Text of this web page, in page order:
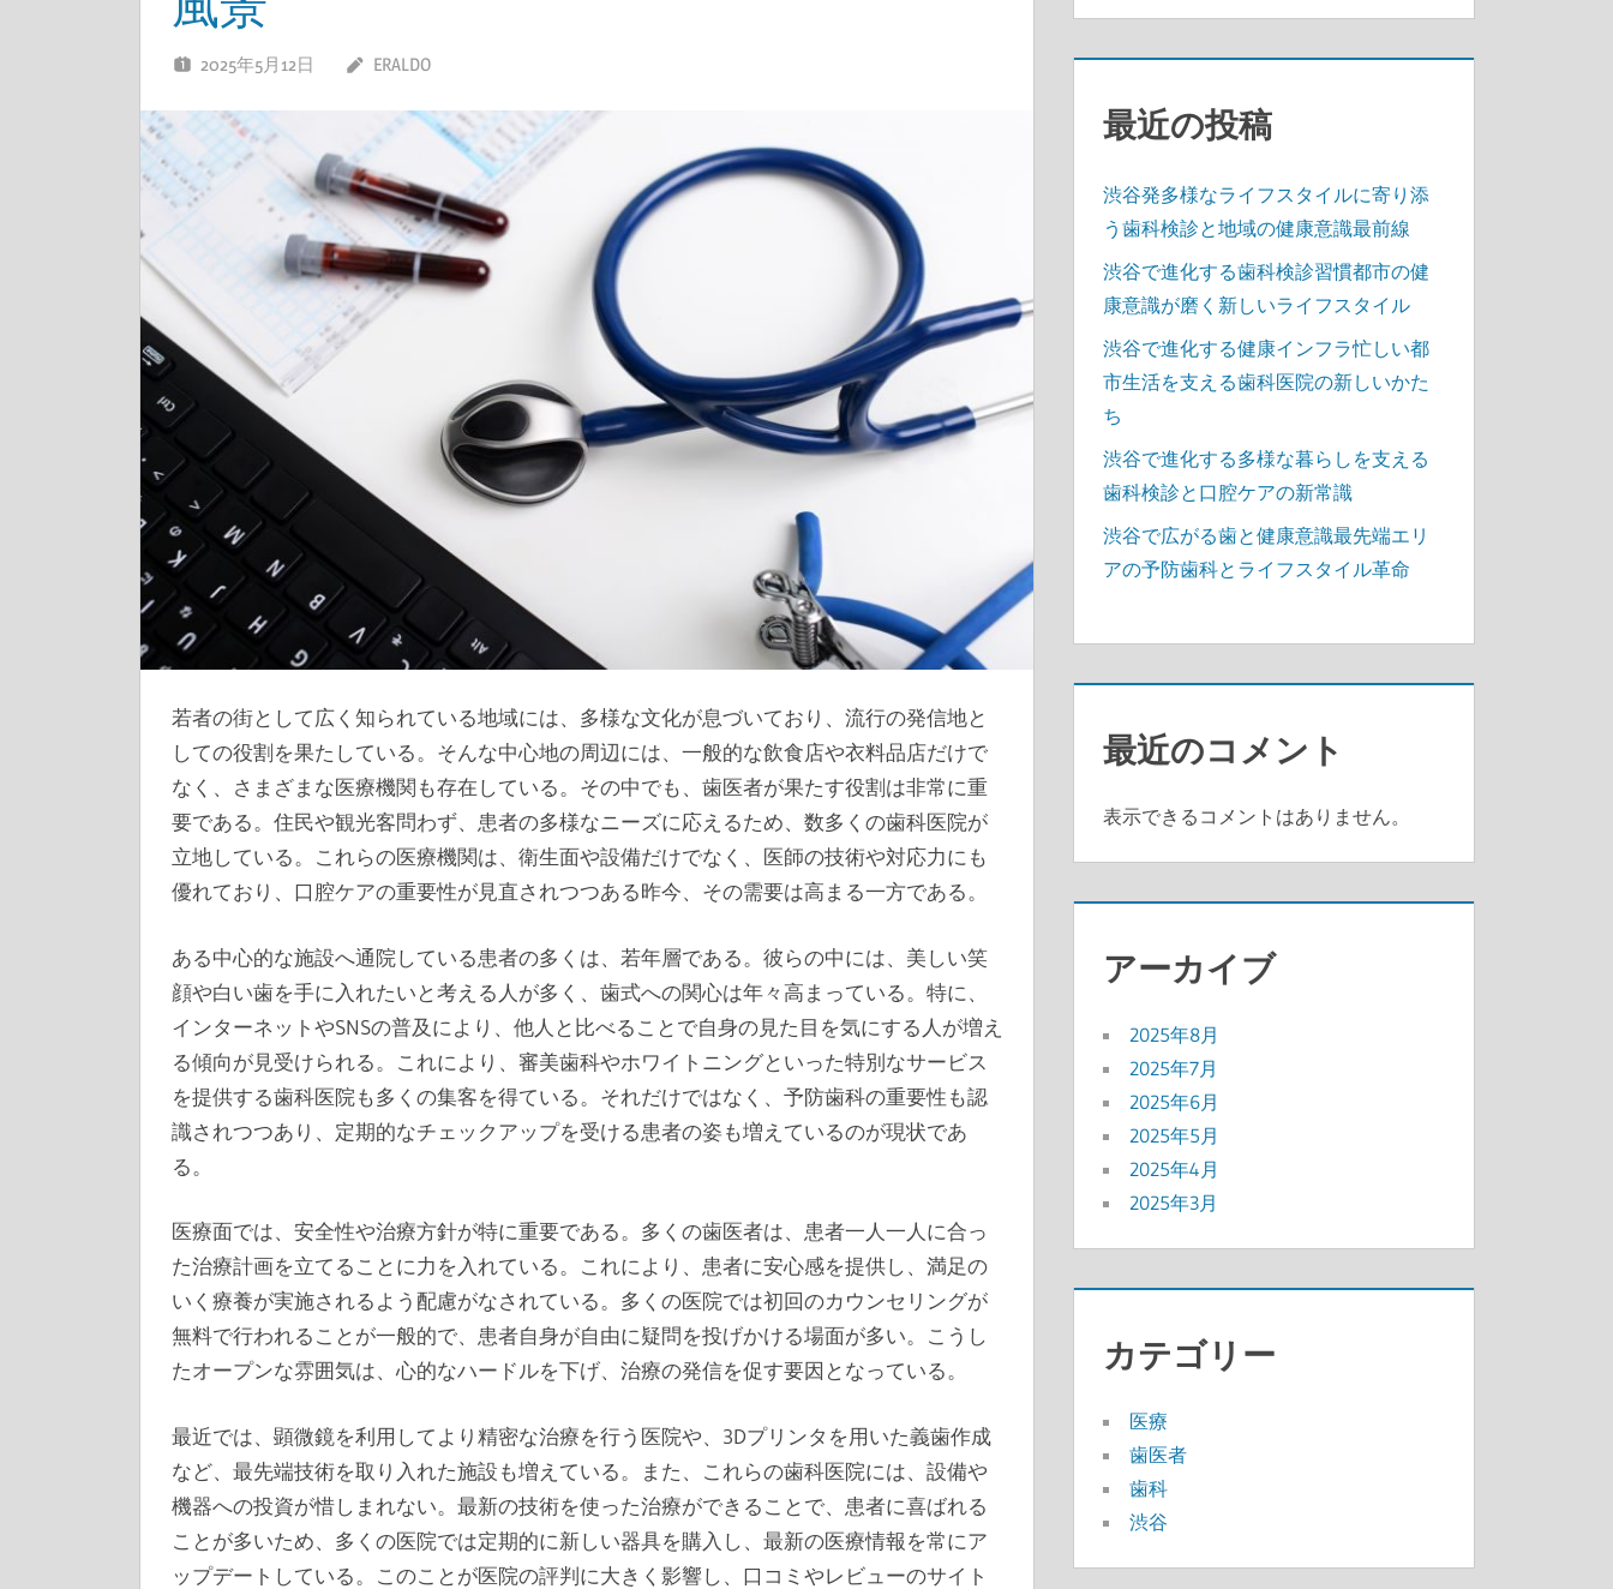
2025年5月12日 ERALDO
若者の街として広く知られている地域には、多様な文化が息づいており、流行の発信地と
しての役割を果たしている。 そんな中心地の周辺には、一般的な飲食店や衣料品店だけで
なく、さまざまな医療機関も存在している。その中でも、歯医者が果たす役割は非常に重
要である。住民や観光客問わず、患者の多様なニーズに応えるため、数多くの歯科医院が
立地している。これらの医療機関は、衛生面や設備だけでなく、医師の技術や対応力にも
優れており、口腔ケアの重要性が見直されつつある昨今、その需要は高まる一方である。
ある中心的な施設へ通院している患者の多くは、若年層である。彼らの中には、美しい笑
顔や白い歯を手に入れたいと考える人が多く、歯式への関心は年々高まっている。特に、
インターネットやSNSの普及により、他人と比べることで自身の見た目を気にする人が増え
る傾向が見受けられる。これにより、審美歯科やホワイトニングといった特別なサービス
を提供する歯科医院も多くの集客を得ている。それだけではなく、予防歯科の重要性も認
識されつつあり、定期的なチェックアップを受ける患者の姿も増えているのが現状であ
る。
医療面では、安全性や治療方針が特に重要である。多くの歯医者は、患者一人一人に合っ
た治療計画を立てることに力を入れている。これにより、患者に安心感を提供し、満足の
いく療養が実施されるよう配慮がなされている。多くの医院では初回のカウンセリングが
無料で行われることが一般的で、患者自身が自由に疑問を投げかける場面が多い。こうし
たオープンな雰囲気は、心的なハードルを下げ、治療の発信を促す要因となっている。
最近では、顕微鏡を利用してより精密な治療を行う医院や、3Dプリンタを用いた義歯作成
など、最先端技術を取り入れた施設も増えている。また、これらの歯科医院には、設備や
機器への投資が惜しまれない。最新の技術を使った治療ができることで、患者に喜ばれる
ことが多いため、多くの医院では定期的に新しい器具を購入し、最新の医療情報を常にア
ップデートしている。このことが医院の評判に大きく影響し、口コミやレビューのサイト
最近の投稿
渋谷発多様なライフスタイルに寄り添
う歯科検診と地域の健康意識最前線
渋谷で進化する歯科検診習慣都市の健
康意識が磨く新しいライフスタイル
渋谷で進化する健康インフラ忙しい都
市生活を支える歯科医院の新しいかた
ち
渋谷で進化する多様な暮らしを支える
歯科検診と口腔ケアの新常識
渋谷で広がる歯と健康意識最先端エリ
アの予防歯科とライフスタイル革命
最近のコメント
表示できるコメントはありません。
アーカイブ
2025年8月
2025年7月
2025年6月
2025年5月
2025年4月
2025年3月
カテゴリー
医療
歯医者
歯科
渋谷